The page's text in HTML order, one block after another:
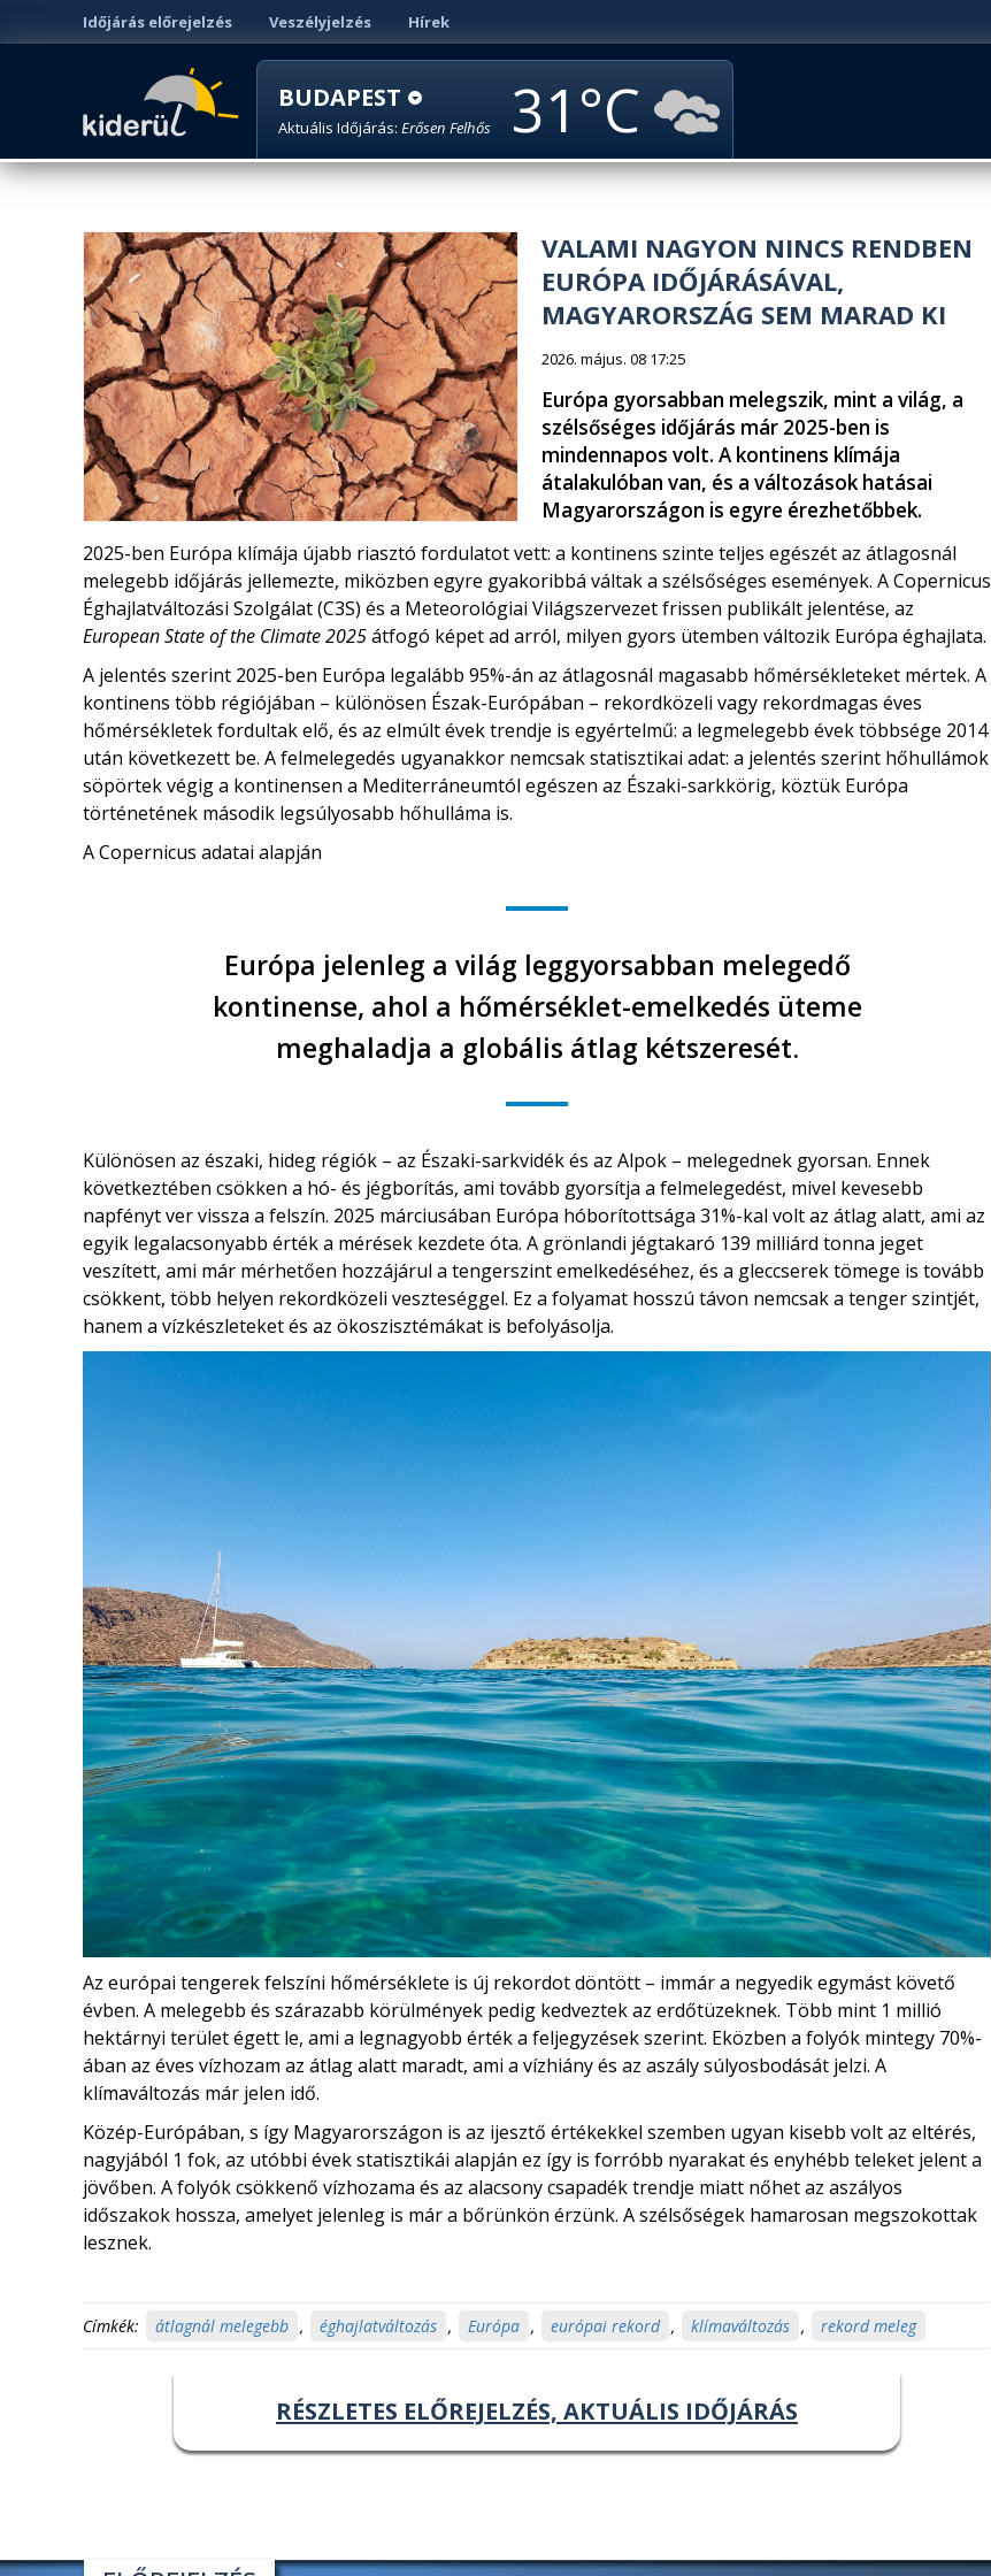
Időjárás előrejelzés Veszélyjelzés Hírek
BUDAPEST
Aktuális Időjárás: Erősen Felhős 31
VALAMI NAGYON NINCS RENDBEN
EURÓPA IDŐJÁRÁSÁVAL,
MAGYARORSZÁG SEM MARAD KI
2026. május. 08 17:25
Európa gyorsabban melegszik, mint a világ, a
szélsőséges időjárás már 2025-ben is
mindennapos volt. A kontinens klímája
átalakulóban van, és a változások hatásai
Magyarországon is egyre érezhetőbbek.
2025-ben Európa klímája újabb riasztó fordulatot vett: a kontinens szinte teljes egészét az átlagosnál
melegebb időjárás jellemezte, miközben egyre gyakoribbá váltak a szélsőséges események. A Copernicus
Éghajlatváltozási Szolgálat (C3S) és a Meteorológiai Világszervezet frissen publikált jelentése, az
European State of the Climate 2025átfogó képet ad arról, milyen gyors ütemben változik Európa éghajlata.
A jelentés szerint 2025-ben Európa legalább 95%-án az átlagosnál magasabb hőmérsékleteket mértek. A
kontinens több régiójában – különösen Észak-Európában – rekordközeli vagy rekordmagas éves
hőmérsékletek fordultak elő, és az elmúlt évek trendje is egyértelmű: a legmelegebb évek többsége 2014
után következett be. A felmelegedés ugyanakkor nemcsak statisztikai adat: a jelentés szerint hőhullámok
söpörtek végig a kontinensen a Mediterráneumtól egészen az Északi-sarkkörig, köztük Európa
történetének második legsúlyosabb hőhulláma is.
A Copernicus adatai alapján
Európa jelenleg a világ leggyorsabban melegedő
kontinense, ahol a hőmérséklet-emelkedés üteme
meghaladja a globális átlag kétszeresét.
Különösen az északi, hideg régiók – az Északi-sarkvidék és az Alpok – melegednek gyorsan. Ennek
következtében csökken a hó- és jégborítás, ami tovább gyorsítja a felmelegedést, mivel kevesebb
napfényt ver vissza a felszín. 2025 márciusában Európa hóborítottsága 31%-kal volt az átlag alatt, ami az
egyik legalacsonyabb érték a mérések kezdete óta. A grönlandi jégtakaró 139 milliárd tonna jeget
veszített, ami már mérhetően hozzájárul a tengerszint emelkedéséhez, és a gleccserek tömege is tovább
csökkent, több helyen rekordközeli veszteséggel. Ez a folyamat hosszú távon nemcsak a tenger szintjét,
hanem a vízkészleteket és az ökoszisztémákat is befolyásolja.
Az európai tengerek felszíni hőmérséklete is új rekordot döntött – immár a negyedik egymást követő
évben. A melegebb és szárazabb körülmények pedig kedveztek az erdőtüzeknek. Több mint 1 millió
hektárnyi terület égett le, ami a legnagyobb érték a feljegyzések szerint. Eközben a folyók mintegy 70%-
ában az éves vízhozam az átlag alatt maradt, ami a vízhiány és az aszály súlyosbodását jelzi. A
klímaváltozás már jelen idő.
Közép-Európában, s így Magyarországon is az ijesztő értékekkel szemben ugyan kisebb volt az eltérés,
nagyjából 1 fok, az utóbbi évek statisztikái alapján ez így is forróbb nyarakat és enyhébb teleket jelent a
jövőben. A folyók csökkenő vízhozama és az alacsony csapadék trendje miatt nőhet az aszályos
időszakok hossza, amelyet jelenleg is már a bőrünkön érzünk. A szélsőségek hamarosan megszokottak
lesznek.
Címkék: átlagnál melegebb , éghajlatváltozás , Európa , európai rekord , klímaváltozás , rekord meleg
RÉSZLETES ELŐREJELZÉS, AKTUÁLIS IDŐJÁRÁS